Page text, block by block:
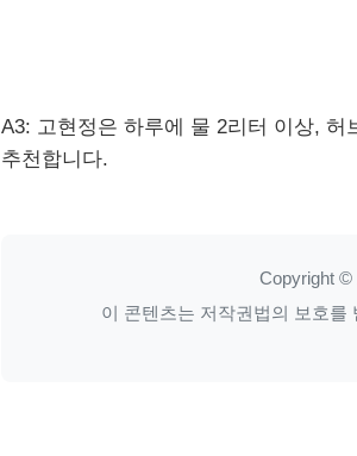
A3: 고현정은 하루에 물 2리터 이상,
추천합니다.
Copyright ©
이 콘텐츠는 저작권법의 보호를